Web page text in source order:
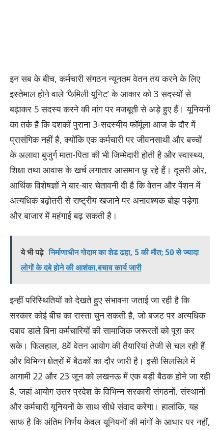
इन सब के बीच, कर्मचारी संगठन न्यूनतम वेतन तय करने के लिए
इस्तेमाल होने वाले ‘फैमिली यूनिट’ के आकार को 3 सदस्यों से
बढ़ाकर 5 सदस्य करने की मांग पर मजबूती से अड़े हुए हैं। यूनियनों
का तर्क है कि दशकों पुराना 3-सदस्यीय फॉर्मूला आज के दौर में
प्रासंगिक नहीं है, क्योंकि एक कर्मचारी पर जीवनसाथी और बच्चों
के अलावा बुजुर्ग माता-पिता की भी जिम्मेदारी होती है और स्वास्थ्य,
शिक्षा तथा आवास के खर्च लगातार आसमान छू रहे हैं। दूसरी ओर,
आर्थिक विशेषज्ञों ने बार-बार चेतावनी दी है कि वेतन और पेंशन में
अत्यधिक बढ़ोतरी से राष्ट्रीय खजाने पर अनावश्यक बोझ पड़ेगा
और बाजार में महंगाई बढ़ सकती है।
ये भी पढ़े निर्माणाधीन गोदाम का शेड ढहा, 5 की मौत; 50 से ज्यादा
लोगों के दबे होने की आशंका,बचाव कार्य जारी
इन्हीं परिस्थितियों को देखते हुए संभावना जताई जा रही है कि
सरकार कोई बीच का रास्ता चुन सकती है, जो बजट पर अत्यधिक
दबाव डाले बिना कर्मचारियों की सामाजिक जरूरतों को पूरा कर
सके। फिलहाल, 8वें वेतन आयोग की तैयारियां तेजी से चल रही हैं
और विभिन्न क्षेत्रों में बैठकों का दौर जारी है। इसी सिलसिले में
आगामी 22 और 23 जून को लखनऊ में एक बड़ी बैठक होने जा रही
है, जहां आयोग उत्तर प्रदेश के विभिन्न सरकारी संगठनों, संस्थानों
और कर्मचारी यूनियनों के साथ सीधे संवाद करेगा। हालांकि, यह
साफ है कि अंतिम निर्णय केवल यूनियनों की मांगों के आधार पर नहीं,